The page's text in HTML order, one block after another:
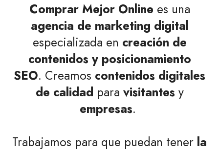
Comprar Mejor Online es una
agencia de marketing digital
especializada en creación de
contenidos y posicionamiento
SEO. Creamos contenidos digitales
de calidad para visitantes y
empresas.
Trabajamos para que puedan tener la